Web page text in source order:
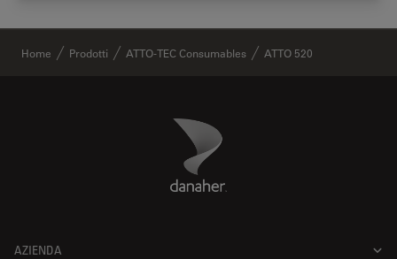
Home Prodotti ATTO-TEC Consumables ATTO 520
Danaher Logo
AZIENDA